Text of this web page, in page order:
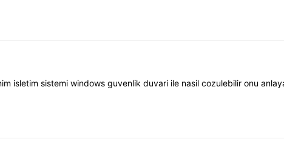
isletim sistemi windows guvenlik duvari ile nasil cozulebilir onu